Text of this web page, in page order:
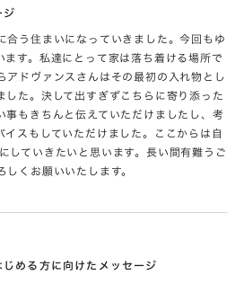
ジ
合う住まいになっていきました。今回もゆ
ます。私達にとって家は落ち着ける場所で
アドヴァンスさんはその最初の入れ物とし
した。決して出すぎずこちらに寄り添った
事もきちんと伝えていただけましたし、考
イスもしていただけました。ここからは自
ていきたいと思います。長い間有難うご
しくお願いいたします。
める方に向けたメッセージ